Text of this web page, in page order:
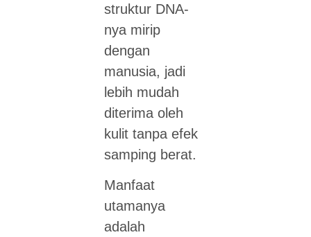
struktur DNA-
nya mirip
dengan
manusia, jadi
lebih mudah
diterima oleh
kulit tanpa efek
samping berat.
Manfaat
utamanya
adalah